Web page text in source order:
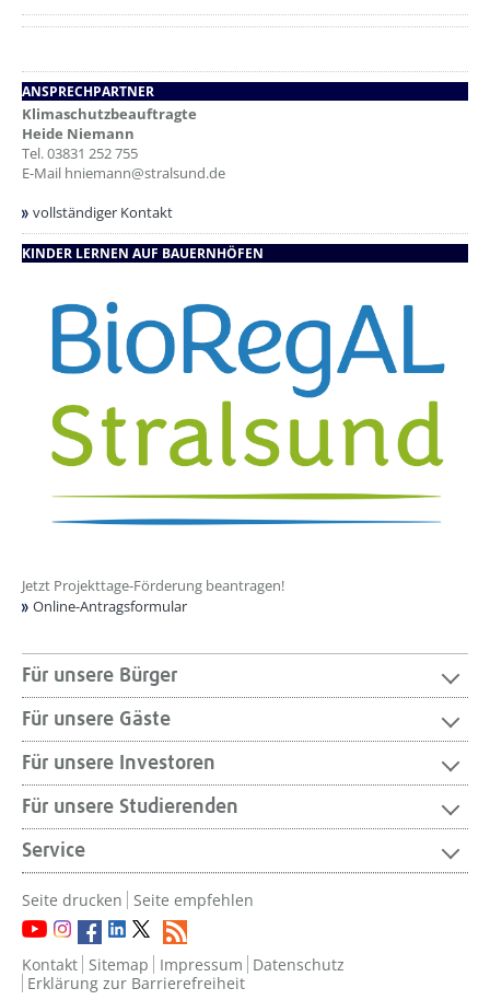
ANSPRECHPARTNER
Klimaschutzbeauftragte
Heide Niemann
Tel.03831 252 755
E-Mail hniemann@stralsund.de
vollständiger Kontakt
KINDER LERNEN AUF BAUERNHÖFEN
Jetzt Projekttage-Förderung beantragen!
Online-Antragsformular
Für unsere Bürger
Für unsere Gäste
Für unsere Investoren
Für unsere Studierenden
Service
Seite drucken Seite empfehlen
Kontakt Sitemap Impressum Datenschutz
Erklärung zur Barrierefreiheit